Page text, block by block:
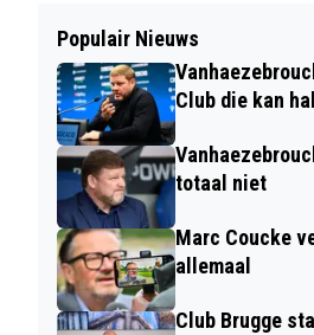
Populair Nieuws
Club die kan
totaal niet
Marc Coucke
allemaal
Club Brugge